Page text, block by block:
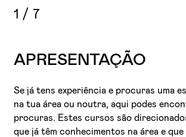
1 /7
APRESENTAÇÃO
Se já tens experiência e procuras uma
na tua área ou noutra, aqui podes
procuras. Estes cursos são
que já têm conhecimentos na área e que